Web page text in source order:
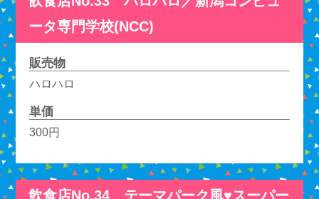
ータ専門学校(NCC)
販売物
ハロハロ
単価
300円
飲食店No.34 テーマパーク風♥スーパー